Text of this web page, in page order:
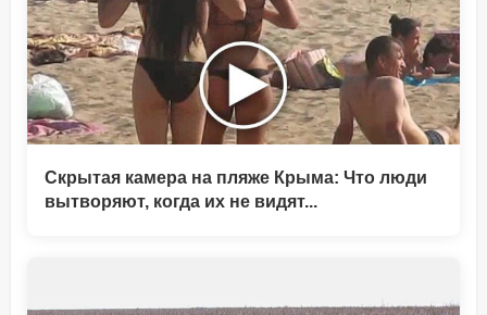
Скрытая камера на пляже Крыма: Что люди
вытворяют, когда их не видят...